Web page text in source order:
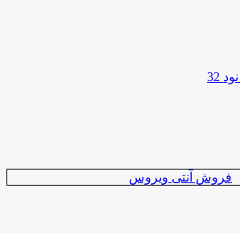
32
فروش آنتی ویروس